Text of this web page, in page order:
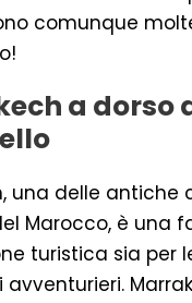
comunque
a dorso
una delle antiche
Marocco, è una
turistica sia per
avventurieri.